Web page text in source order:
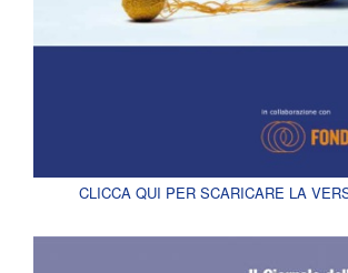
CLICCA QUI PER SCARICARE LA